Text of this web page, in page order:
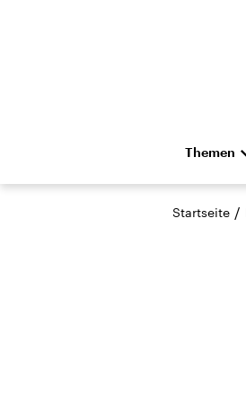
Themen
Die
Hörspiel
Startseite /